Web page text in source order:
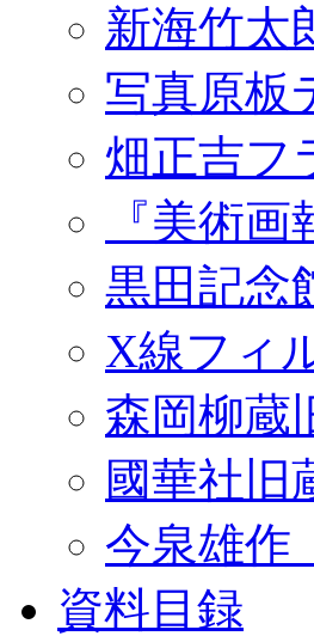
新海竹太
写真原板
畑正吉フ
『美術
黒田記念
X線フィ
森岡柳蔵
國華社旧
今泉雄作
資料目録